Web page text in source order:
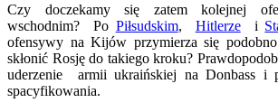
Czy doczekamy się zatem kolejnej
wschodnim? Po Piłsudskim, Hitlerzei
ofensywy na Kijów przymierza się
skłonić Rosję do takiego kroku?
uderzenie armii ukraińskiej na Donbass i
spacyfikowania.